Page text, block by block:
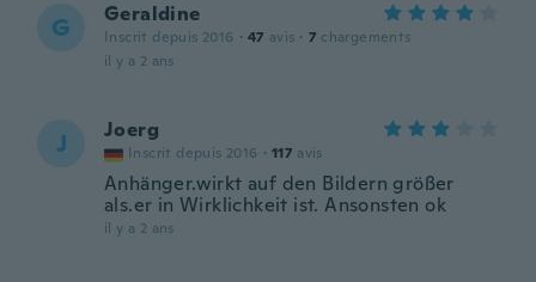
G Geraldine
Inscrit depuis 2016 · 47 avis · 7 chargements
il y a 2 ans
J Joerg
Inscrit depuis 2016 · 117 avis
Anhänger.wirkt auf den Bildern größer
als.er in Wirklichkeit ist. Ansonsten ok
il y a 2 ans